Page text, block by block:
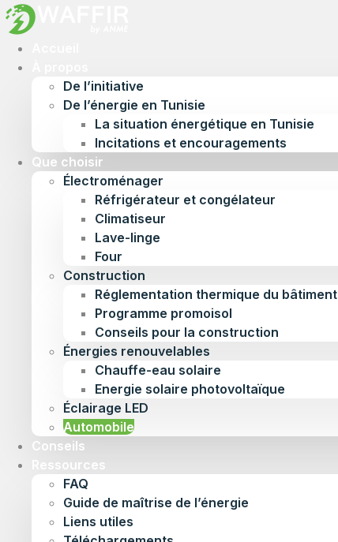
De l’initiative
De l’énergie en Tunisie
La situation énergétique en Tunisie
Incitations et encouragements
Que choisir
Électroménager
Réfrigérateur et congélateur
Climatiseur
Lave-linge
Four
Construction
Réglementation thermique du bâtiment
Programme promoisol
Conseils pour la construction
Énergies renouvelables
Chauffe-eau solaire
Energie solaire photovoltaïque
Éclairage LED
Automobile
Conseils
Ressources
FAQ
Guide de maîtrise de l’énergie
Liens utiles